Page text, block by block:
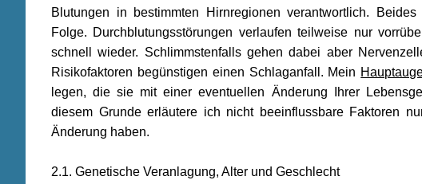
Blutungen in bestimmten Hirnregionen verantwortlich.
Folge. Durchblutungsstörungen verlaufen teilweise nur
schnell wieder. Schlimmstenfalls gehen dabei aber
Risikofaktoren begünstigen einen Schlaganfall. Mein
legen, die sie mit einer eventuellen Änderung Ihrer
diesem Grunde erläutere ich nicht beeinflussbare Faktoren
Änderung haben.
2.1. Genetische Veranlagung, Alter und Geschlecht